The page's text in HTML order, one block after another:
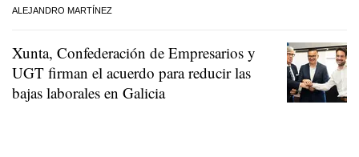
ALEJANDRO MARTÍNEZ
Xunta, Confederación de Empresarios y
UGT firman el acuerdo para reducir las
bajas laborales en Galicia